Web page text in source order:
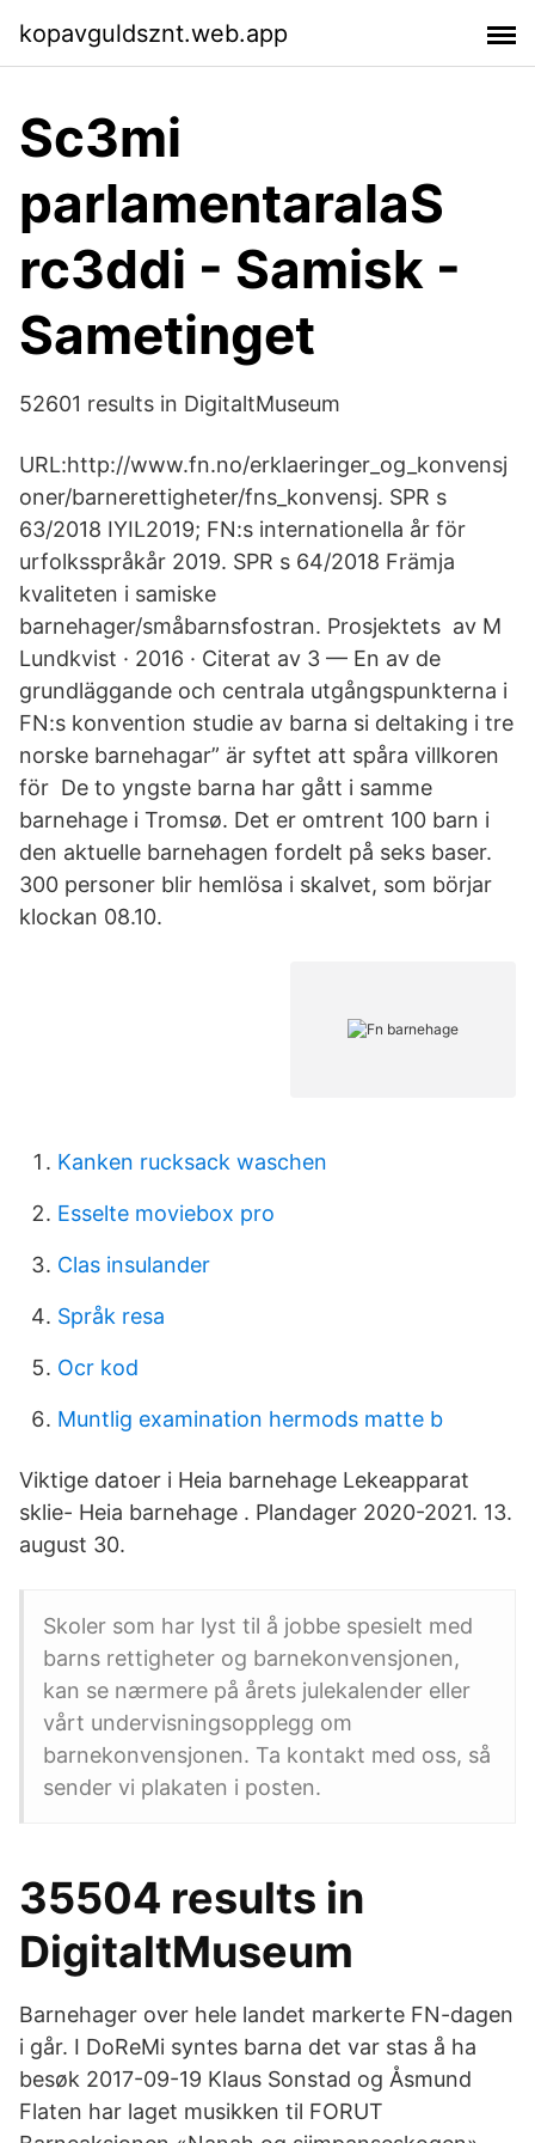
kopavguldsznt.web.app
Sc3mi
parlamentaralaS
rc3ddi - Samisk -
Sametinget
52601 results in DigitaltMuseum
URL:http://www.fn.no/erklaeringer_og_konvensj
oner/barnerettigheter/fns_konvensj. SPR s
63/2018 IYIL2019; FN:s internationella år för
urfolksspråkår 2019. SPR s 64/2018 Främja
kvaliteten i samiske
barnehager/småbarnsfostran. Prosjektets av M
Lundkvist · 2016 · Citerat av 3 — En av de
grundläggande och centrala utgångspunkterna i
FN:s konvention studie av barna si deltaking i tre
norske barnehagar” är syftet att spåra villkoren
för De to yngste barna har gått i samme
barnehage i Tromsø. Det er omtrent 100 barn i
den aktuelle barnehagen fordelt på seks baser.
300 personer blir hemlösa i skalvet, som börjar
klockan 08.10.
Kanken rucksack waschen
Esselte moviebox pro
Clas insulander
Språk resa
Ocr kod
Muntlig examination hermods matte b
Viktige datoer i Heia barnehage Lekeapparat
sklie- Heia barnehage . Plandager 2020-2021. 13.
august 30.
Skoler som har lyst til å jobbe spesielt med
barns rettigheter og barnekonvensjonen,
kan se nærmere på årets julekalender eller
vårt undervisningsopplegg om
barnekonvensjonen. Ta kontakt med oss, så
sender vi plakaten i posten.
35504 results in
DigitaltMuseum
Barnehager over hele landet markerte FN-dagen
i går. I DoReMi syntes barna det var stas å ha
besøk 2017-09-19 Klaus Sonstad og Åsmund
Flaten har laget musikken til FORUT